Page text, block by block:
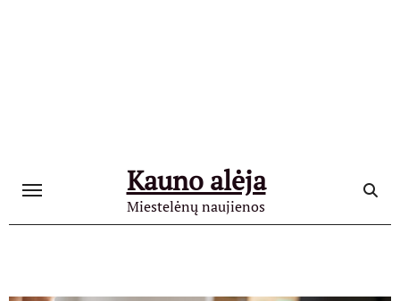
Kauno alėja
Miestelėnų naujienos